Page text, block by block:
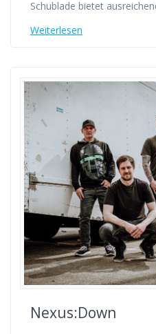
Schublade bietet
Weiterlesen
Nexus:Down